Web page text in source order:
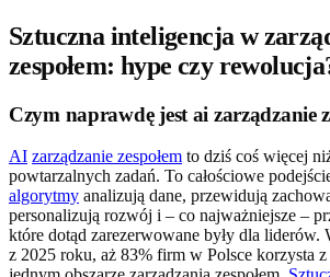
Sztuczna inteligencja w
zespołem: hype czy
Czym naprawdę jest ai zarządzanie
AI zarządzanie zespołem to dziś coś więcej
powtarzalnych zadań. To całościowe
algorytmy analizują dane, przewidują
personalizują rozwój i – co najważniejsze –
które dotąd zarezerwowane były dla liderów.
z 2025 roku, aż 83% firm w Polsce korzysta z